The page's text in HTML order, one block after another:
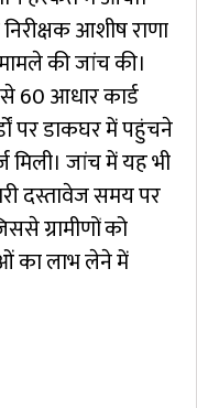
आशीष राणा
की जांच की।
60 आधार कार्ड
पर डाकघर में पहुंचने
मिली। जांच में यह भी
दस्तावेज समय पर
ग्रामीणों को
का लाभ लेने में